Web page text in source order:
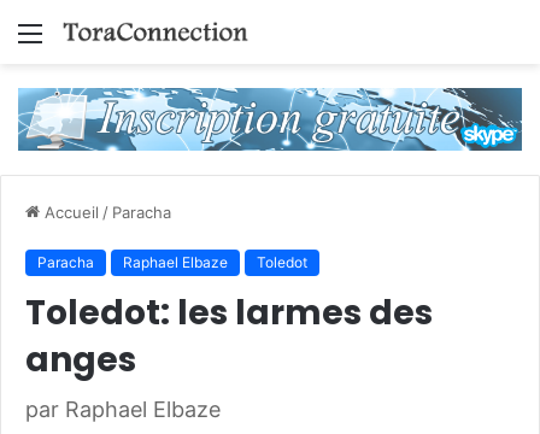
Menu
Accueil / Paracha
Paracha Raphael Elbaze Toledot
Toledot: les larmes des
anges
par Raphael Elbaze